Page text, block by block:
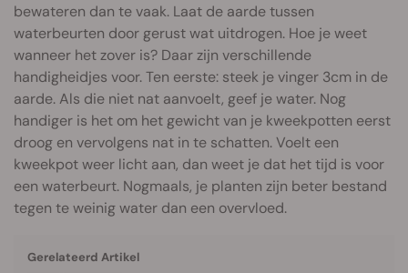
bewateren dan te vaak. Laat de aarde tussen
waterbeurten door gerust wat uitdrogen. Hoe je weet
wanneer het zover is? Daar zijn verschillende
handigheidjes voor. Ten eerste: steek je vinger 3cm in de
aarde. Als die niet nat aanvoelt, geef je water. Nog
handiger is het om het gewicht van je kweekpotten eerst
droog en vervolgens nat in te schatten. Voelt een
kweekpot weer licht aan, dan weet je dat het tijd is voor
een waterbeurt. Nogmaals, je planten zijn beter bestand
tegen te weinig water dan een overvloed.
Gerelateerd Artikel